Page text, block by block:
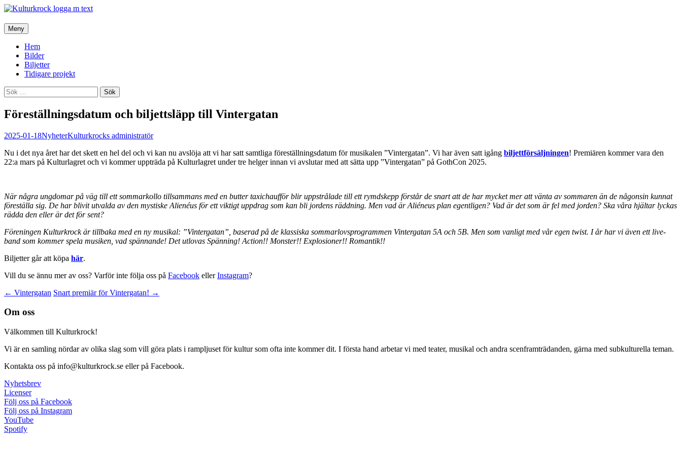
Meny Hoppa
till
innehåll
Hem
Bilder
Biljetter
Tidigare projekt
Sök
efter:
Föreställningsdatum och biljettsläpp till Vintergatan
2025-01-18NyheterKulturkrocks administratör
Nu i det nya året har det skett en hel del och vi kan nu avslöja att vi har satt samtliga föreställningsdatum för musikalen ”Vintergatan”. Vi har även satt igång biljettförsäljningen! Premiären kommer vara den
22:a mars på Kulturlagret och vi kommer uppträda på Kulturlagret under tre helger innan vi avslutar med att sätta upp ”Vintergatan” på GothCon 2025.
När några ungdomar på väg till ett sommarkollo tillsammans med en butter taxichaufför blir uppstrålade till ett rymdskepp förstår de snart att de har mycket mer att vänta av sommaren än de någonsin kunnat
föreställa sig. De har blivit utvalda av den mystiske Alienéus för ett viktigt uppdrag som kan bli jordens räddning. Men vad är Aliéneus plan egentligen? Vad är det som är fel med jorden? Ska våra hjältar lyckas
rädda den eller är det för sent?
Föreningen Kulturkrock är tillbaka med en ny musikal: ”Vintergatan”, baserad på de klassiska sommarlovsprogrammen Vintergatan 5A och 5B. Men som vanligt med vår egen twist. I år har vi även ett live-
band som kommer spela musiken, vad spännande! Det utlovas Spänning! Action!! Monster!! Explosioner!! Romantik!!
Biljetter går att köpa här.
Vill du se ännu mer av oss? Varför inte följa oss på Facebook ellerInstagram?
Inläggsnavigering
← Vintergatan Snart premiär för Vintergatan! →
Om oss
Välkommen till Kulturkrock!
Vi är en samling nördar av olika slag som vill göra plats i rampljuset för kultur som ofta inte kommer dit. I första hand arbetar vi med teater, musikal och andra scenframträdanden, gärna med subkulturella teman.
Kontakta oss på info@kulturkrock.se eller på Facebook.
Nyhetsbrev
Licenser
Följ oss på Facebook
Följ oss på Instagram
YouTube
Spotify